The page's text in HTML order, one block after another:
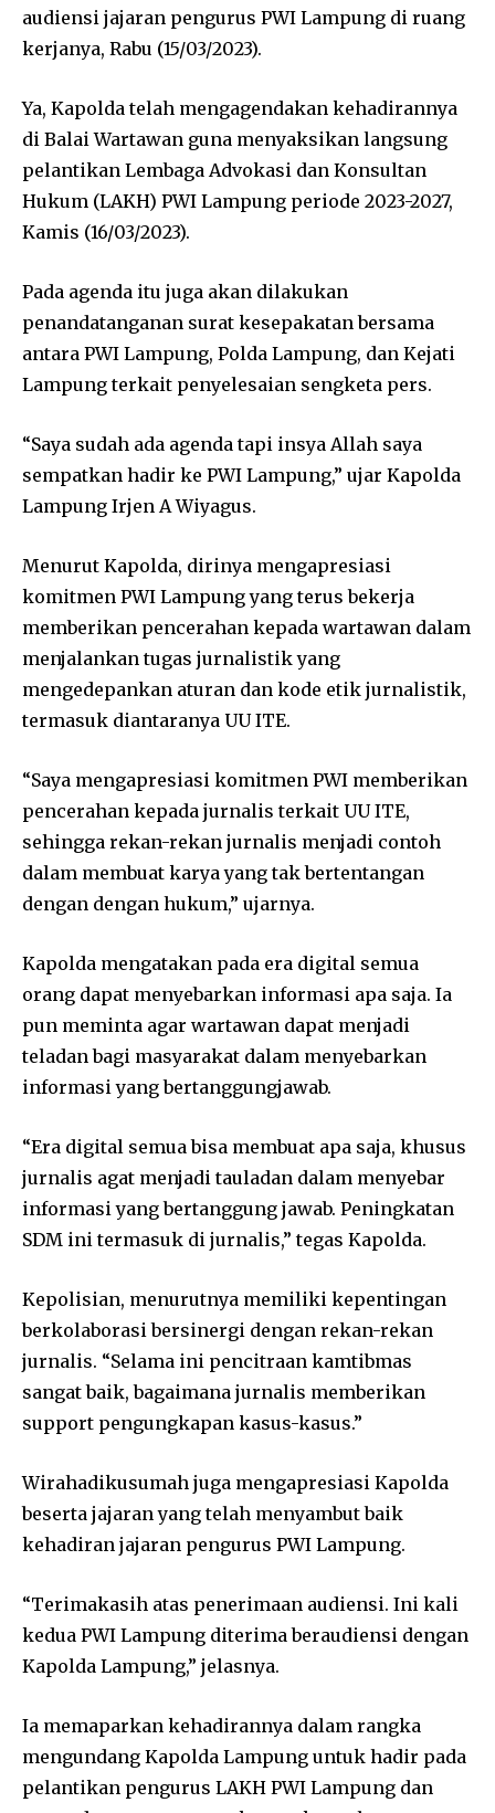
audiensi jajaran pengurus PWI Lampung di ruang
kerjanya, Rabu (15/03/2023).
Ya, Kapolda telah mengagendakan kehadirannya
di Balai Wartawan guna menyaksikan langsung
pelantikan Lembaga Advokasi dan Konsultan
Hukum (LAKH) PWI Lampung periode 2023-2027,
Kamis (16/03/2023).
Pada agenda itu juga akan dilakukan
penandatanganan surat kesepakatan bersama
antara PWI Lampung, Polda Lampung, dan Kejati
Lampung terkait penyelesaian sengketa pers.
“Saya sudah ada agenda tapi insya Allah saya
sempatkan hadir ke PWI Lampung,” ujar Kapolda
Lampung Irjen A Wiyagus.
Menurut Kapolda, dirinya mengapresiasi
komitmen PWI Lampung yang terus bekerja
memberikan pencerahan kepada wartawan dalam
menjalankan tugas jurnalistik yang
mengedepankan aturan dan kode etik jurnalistik,
termasuk diantaranya UU ITE.
“Saya mengapresiasi komitmen PWI memberikan
pencerahan kepada jurnalis terkait UU ITE,
sehingga rekan-rekan jurnalis menjadi contoh
dalam membuat karya yang tak bertentangan
dengan dengan hukum,” ujarnya.
Kapolda mengatakan pada era digital semua
orang dapat menyebarkan informasi apa saja. Ia
pun meminta agar wartawan dapat menjadi
teladan bagi masyarakat dalam menyebarkan
informasi yang bertanggungjawab.
“Era digital semua bisa membuat apa saja, khusus
jurnalis agat menjadi tauladan dalam menyebar
informasi yang bertanggung jawab. Peningkatan
SDM ini termasuk di jurnalis,” tegas Kapolda.
Kepolisian, menurutnya memiliki kepentingan
berkolaborasi bersinergi dengan rekan-rekan
jurnalis. “Selama ini pencitraan kamtibmas
sangat baik, bagaimana jurnalis memberikan
support pengungkapan kasus-kasus.”
Wirahadikusumah juga mengapresiasi Kapolda
beserta jajaran yang telah menyambut baik
kehadiran jajaran pengurus PWI Lampung.
“Terimakasih atas penerimaan audiensi. Ini kali
kedua PWI Lampung diterima beraudiensi dengan
Kapolda Lampung,” jelasnya.
Ia memaparkan kehadirannya dalam rangka
mengundang Kapolda Lampung untuk hadir pada
pelantikan pengurus LAKH PWI Lampung dan